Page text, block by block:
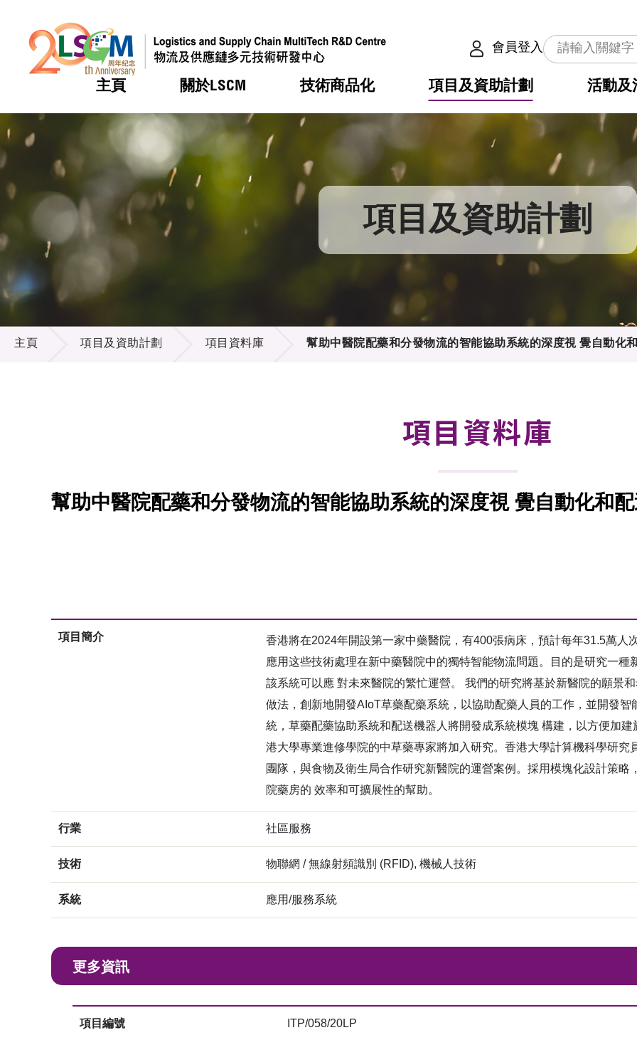
會員登入
主頁 關於LSCM
熱門
LSCM 動向
機構簡介
服務範疇
組織架構
供應商登記
技術商品化
熱門
LSCM 動向
服務
應用於公共服務之創新技術
項目及資助計劃
熱門
LSCM 動向
合作計劃
資助計劃
項目資料庫
活動及
熱門
LSCM 動向
活動
業界活動
獎項
多媒體
出版刊物
熱門
LSCM 動向
會籍及服務
會員列表
項目及資助計劃
項目及資助計劃
主頁 項目及資助計劃 項目資料庫 幫助中醫院配藥和分發物流的智能協助系統的深度視 覺自動化
項目資料庫
幫助中醫院配藥和分發物流的智能協助系統的深度視 覺自動化和
項目簡介
香港將在2024年開設第一家中藥醫院，有400張病床，預計每年31.5萬人
應用这些技術處理在新中藥醫院中的獨特智能物流問題。目的是研究一種
該系統可以應 對未來醫院的繁忙運營。 我們的研究將基於新醫院的願景
做法，創新地開發AIoT草藥配藥系統，以協助配藥人員的工作，並開發
統，草藥配藥協助系統和配送機器人將開發成系統模塊 構建，以方便加
港大學專業進修學院的中草藥專家將加入研究。香港大學計算機科學研
團隊，與食物及衛生局合作研究新醫院的運營案例。採用模塊化設計策
院藥房的 效率和可擴展性的幫助。
行業 社區服務
技術 物聯網 / 無線射頻識別 (RFID), 機械人技術
系統 應用/服務系統
更多資訊
項目編號 ITP/058/20LP